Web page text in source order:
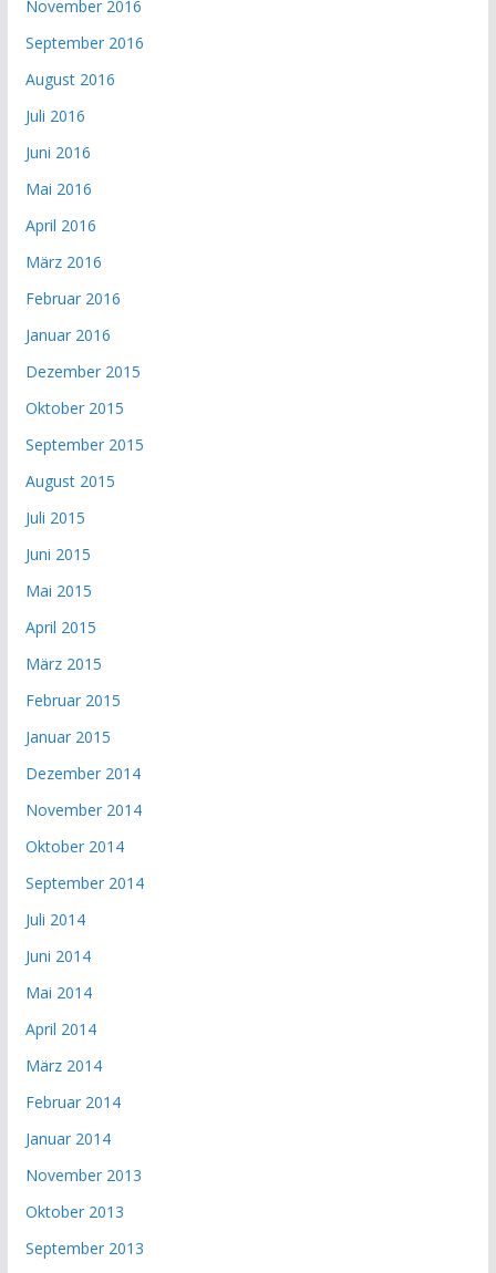
November 2016
September 2016
August 2016
Juli 2016
Juni 2016
Mai 2016
April 2016
März 2016
Februar 2016
Januar 2016
Dezember 2015
Oktober 2015
September 2015
August 2015
Juli 2015
Juni 2015
Mai 2015
April 2015
März 2015
Februar 2015
Januar 2015
Dezember 2014
November 2014
Oktober 2014
September 2014
Juli 2014
Juni 2014
Mai 2014
April 2014
März 2014
Februar 2014
Januar 2014
November 2013
Oktober 2013
September 2013